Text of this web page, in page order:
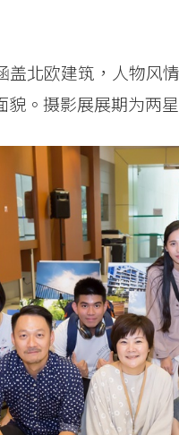
盖北欧建筑，人物风
。摄影展展期为两